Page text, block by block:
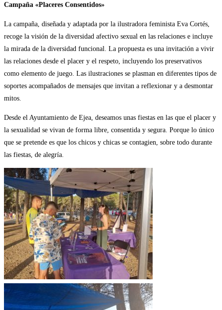
Campaña «Placeres Consentidos»
La campaña, diseñada y adaptada por la ilustradora feminista Eva Cortés,
recoge la visión de la diversidad afectivo sexual en las relaciones e incluye
la mirada de la diversidad funcional. La propuesta es una invitación a vivir
las relaciones desde el placer y el respeto, incluyendo los preservativos
como elemento de juego. Las ilustraciones se plasman en diferentes tipos de
soportes acompañados de mensajes que invitan a reflexionar y a desmontar
mitos.
Desde el Ayuntamiento de Ejea, deseamos unas fiestas en las que el placer y
la sexualidad se vivan de forma libre, consentida y segura. Porque lo único
que se pretende es que los chicos y chicas se contagien, sobre todo durante
las fiestas, de alegría.